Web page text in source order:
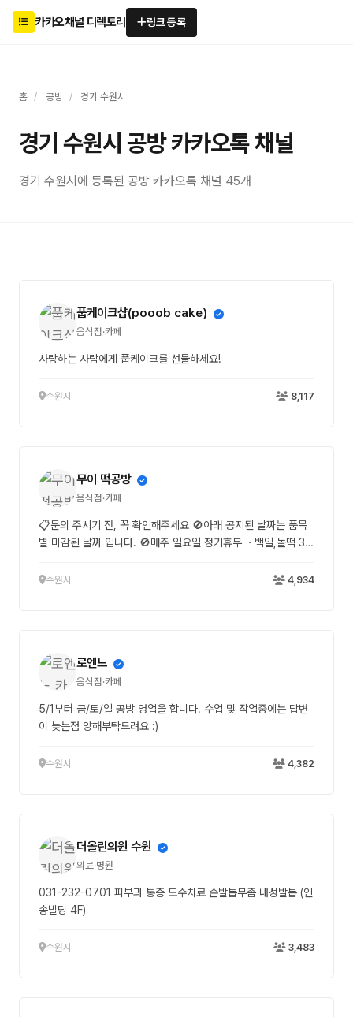
카카오채널 디렉토리 링크 등록
홈 / 공방 / 경기 수원시
경기 수원시 공방 카카오톡 채널
경기 수원시에 등록된 공방 카카오톡 채널 45개
풉케이크샵(pooob cake)
음식점·카페
사랑하는 사람에게 풉케이크를 선물하세요!
수원시 8,117
무이 떡공방
음식점·카페
📋문의 주시기 전, 꼭 확인해주세요 🚫아래 공지된 날짜는 품목
별 마감된 날짜 입니다. 🚫매주 일요일 정기휴무 ㆍ백일,돌떡 3종
례 4/1~4/28(화) ㆍ화과자 4/1~5/18(월) ㆍ단자 3종 (흑미,유
변드리고 있으니 이 점 양해 부탁드립니다.
수원시 4,934
로엔느
음식점·카페
5/1부터 금/토/일 공방 영업을 합니다. 수업 및 작업중에는 답변
이 늦는점 양해부탁드려요 :)
수원시 4,382
더올린의원 수원
의료·병원
031-232-0701 피부과 통증 도수치료 손발톱무좀 내성발톱 (인
송빌딩 4F)
수원시 3,483